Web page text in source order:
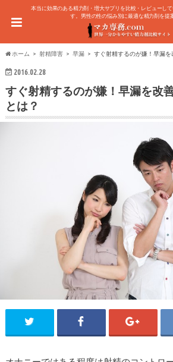
本当に効果のある精力剤・増大サプリを比較・レビューし
す。男性の性の悩み別に最適な精力剤を提
ホーム 射精障害 早漏 すぐ射精するのが嫌！早漏
2016.02.28
すぐ射精するのが嫌！早漏を改
とは？